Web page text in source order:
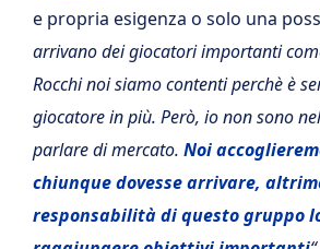
e propria esigenza o solo una
arrivano dei giocatori importanti
Rocchi noi siamo contenti perchè è
giocatore in più. Però, io non sono
parlare di mercato. Noi
chiunque dovesse arrivare,
responsabilità di questo gruppo